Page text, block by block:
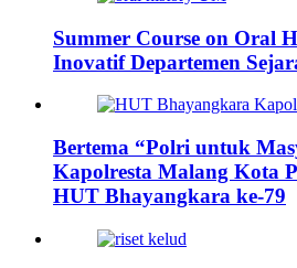
Summer Course on Oral
Inovatif Departemen
Bertema “Polri untuk
Kapolresta Malang Kota
HUT Bhayangkara ke-79